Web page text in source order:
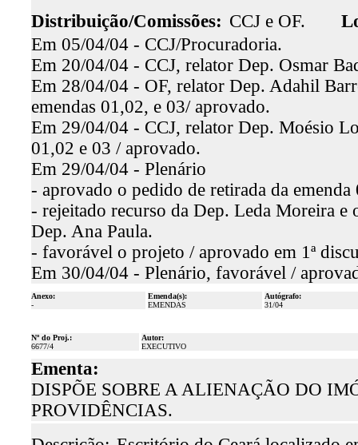
Distribuição/Comissões: CCJ e OF.
Em 05/04/04 - CCJ/Procuradoria.
Em 20/04/04 - CCJ, relator Dep. Osmar
Em 28/04/04 - OF, relator Dep. Adahil
emendas 01,02, e 03/ aprovado.
Em 29/04/04 - CCJ, relator Dep. Moésio
01,02 e 03 / aprovado.
Em 29/04/04 - Plenário
- aprovado o pedido de retirada da
- rejeitado recurso da Dep. Leda Moreira e
Dep. Ana Paula.
- favorável o projeto / aprovado em 1ª
Em 30/04/04 - Plenário, favorável /
Anexo:
-
Emenda(s):
EMENDAS
Autógrafo:
31/04
Nº do Proj.:
6677/4
Autor:
EXECUTIVO
Ementa:
DISPÕE SOBRE A ALIENAÇÃO DO
PROVIDÊNCIAS.